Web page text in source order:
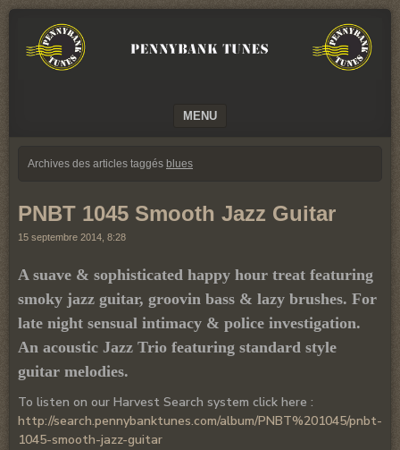
PENNYBANK
TUNES
believe
MENU
Archives des articles taggés blues
PNBT 1045 Smooth Jazz Guitar
15 septembre 2014, 8:28
A suave & sophisticated happy hour treat featuring
smoky jazz guitar, groovin bass & lazy brushes. For
late night sensual intimacy & police investigation.
An acoustic Jazz Trio featuring standard style
guitar melodies.
To listen on our Harvest Search system click here :
http://search.pennybanktunes.com/album/PNBT%201045/pnbt-
1045-smooth-jazz-guitar